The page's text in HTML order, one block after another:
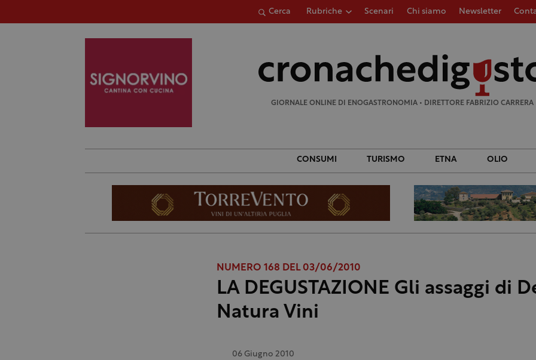
Cerca Rubriche Scenari Chi siamo Newsletter
GIORNALE ONLINE DI ENOGASTRONOMIA • DIRETTORE FABRIZIO CARRERA
CONSUMI TURISMO ETNA OLIO
NUMERO 168 DEL 03/06/2010
LA DEGUSTAZIONE Gli assaggi di
Natura Vini
06 Giugno 2010